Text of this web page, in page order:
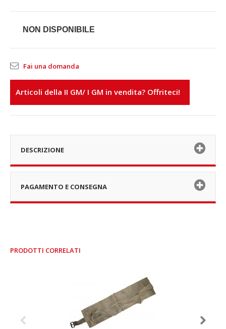
NON DISPONIBILE
Fai una domanda
Articoli della II GM/ I GM in vendita? Offriteci!
DESCRIZIONE
PAGAMENTO E CONSEGNA
PRODOTTI CORRELATI